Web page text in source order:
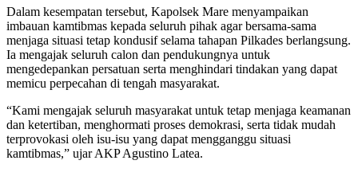
Dalam kesempatan tersebut, Kapolsek Mare menyampaikan
imbauan kamtibmas kepada seluruh pihak agar bersama-sama
menjaga situasi tetap kondusif selama tahapan Pilkades berlangsung.
Ia mengajak seluruh calon dan pendukungnya untuk
mengedepankan persatuan serta menghindari tindakan yang dapat
memicu perpecahan di tengah masyarakat.
“Kami mengajak seluruh masyarakat untuk tetap menjaga keamanan
dan ketertiban, menghormati proses demokrasi, serta tidak mudah
terprovokasi oleh isu-isu yang dapat mengganggu situasi
kamtibmas,” ujar AKP Agustino Latea.